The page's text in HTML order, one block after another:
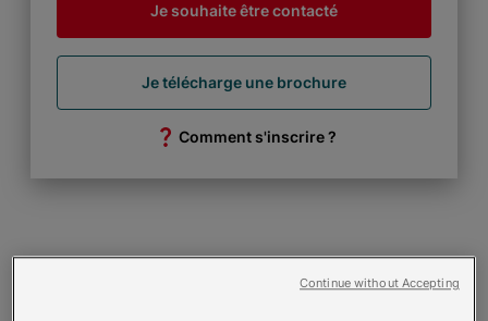
Je souhaite être contacté
Je télécharge une brochure
Comment s'inscrire ?
Continue without Accepting